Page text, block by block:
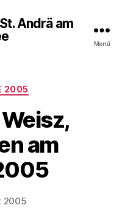
Andrä am
Menü
2005
am
2005